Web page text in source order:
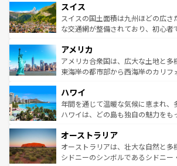
れる地方に足を運ぶとそれぞれで全
きるだろう。 なお、新着のフラ
を参照してほしい。
は、お酒好きな人にはぜひ体験してほしい。 な
ドイツ情報はコンテンツ一覧を参照
リアごとに異なる魅力がある。また
ティー、ビール好きにはたまらな
戦など、本場だからこそできる体験
ンツ一覧を参照してほしい。
スイス
スイスの国土面積は九州ほどの広
な交通網が整備されており、初心者
の建物がそのまま残る町や、スイス
博物館もあり、アルプス観光だけで
ことができる。国民の所得が高いた
ば市内交通費無料で観光を楽しむこともで
着のスイス情報はコンテンツ一覧
アメリカ
アメリカ合衆国は、広大な土地と多
東海岸の都市部から西海岸のカリフ
のような巨大都市は、観光、ショッ
ンメントが詰まった刺激的なスポッ
西部には大自然が広がり、グランド
部のニューオーリンズでは、音楽と
文化が魅力。旅行者はアメリカの各
しみながら、その多様性と豊かな歴
ハワイ
年間を通じて温暖な気候に恵まれ、
ハワイは、どの島も独自の魅力をも
ワイ島は見逃せない。また、定番の
島だが、静かな自然を求めるならマ
おすすめ。エメラルドグリーンに輝
オーストラリア
オーストラリアは、壮大な自然と多
シドニーのシンボルであるシドニー